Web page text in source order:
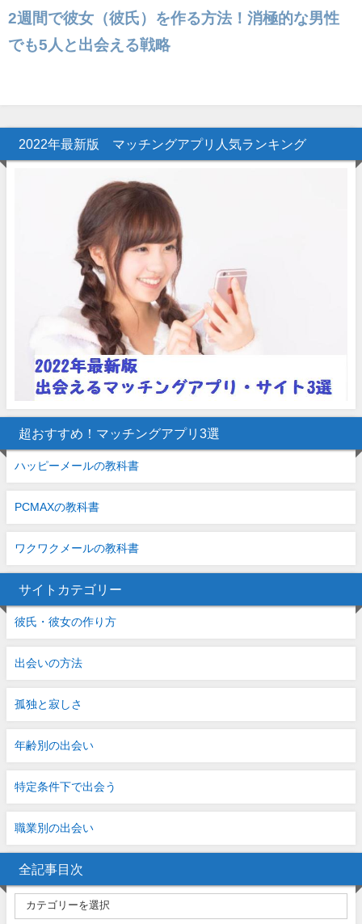
2週間で彼女（彼氏）を作る方法！消極的な男性
でも5人と出会える戦略
2022年最新版 マッチングアプリ人気ランキング
超おすすめ！マッチングアプリ3選
ハッピーメールの教科書
PCMAXの教科書
ワクワクメールの教科書
サイトカテゴリー
彼氏・彼女の作り方
出会いの方法
孤独と寂しさ
年齢別の出会い
特定条件下で出会う
職業別の出会い
全記事目次